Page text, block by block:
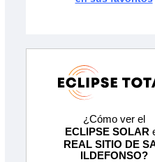
¿Cómo ver el
ECLIPSE SOLAR
REAL SITIO DE
ILDEFONSO?